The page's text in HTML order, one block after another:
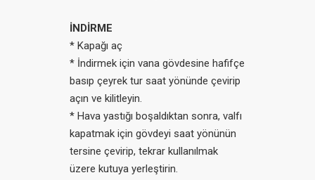
İNDİRME
* Kapağı aç
* İndirmek için vana gövdesine hafifçe
basıp çeyrek tur saat yönünde çevirip
açın ve kilitleyin.
* Hava yastığı boşaldıktan sonra, valfı
kapatmak için gövdeyi saat yönünün
tersine çevirip, tekrar kullanılmak
üzere kutuya yerleştirin.